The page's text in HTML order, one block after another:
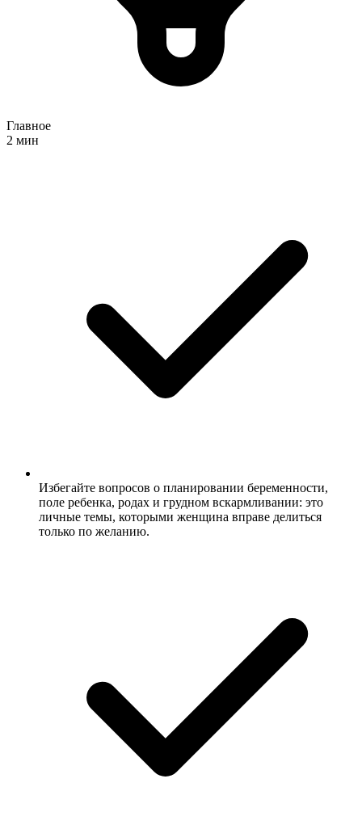
Главное
2 мин
Избегайте вопросов о планировании беременности,
поле ребенка, родах и грудном вскармливании: это
личные темы, которыми женщина вправе делиться
только по желанию.